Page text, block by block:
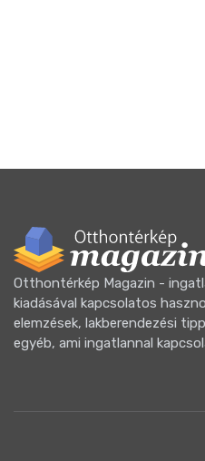
Otthontérkép Magazin -
kiadásával kapcsolatos
elemzések, lakberendezési
egyéb, ami ingatlannal